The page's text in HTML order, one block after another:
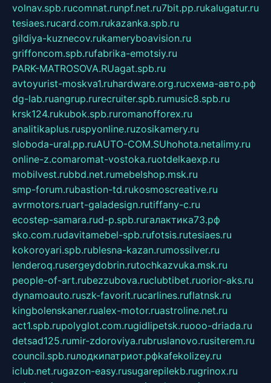
volnav.spb.rucomnat.runpf.net.ru7bit.pp.rukalugatur.ru
tesiaes.rucard.com.rukazanka.spb.ru
gildiya-kuznecov.rukameryboavision.ru
griffoncom.spb.rufabrika-emotsiy.ru
PARK-MATROSOVA.RUagat.spb.ru
avtoyurist-moskva1.ruhardware.org.ruсхема-авто.рф
dg-lab.ruangrup.rurecruiter.spb.rumusic8.spb.ru
krsk124.rukubok.spb.ruromanofforex.ru
analitikaplus.ruspyonline.ruzosikamery.ru
sloboda-ural.pp.ruAUTO-COM.SUhohota.netalimy.ru
online-z.comaromat-vostoka.ruotdelkaexp.ru
mobilvest.rubbd.net.rumebelshop.msk.ru
smp-forum.rubastion-td.rukosmoscreative.ru
avrmotors.ruart-galadesign.rutiffany-c.ru
ecostep-samara.rud-p.spb.ruгалактика73.рф
sko.com.rudavitamebel-spb.rufotsis.rutesiaes.ru
kokoroyari.spb.rublesna-kazan.rumossilver.ru
lenderoq.rusergeydobrin.rutochkazvuka.msk.ru
people-of-art.rubezzubova.ruclubtibet.ruorior-aks.ru
dynamoauto.ruszk-favorit.rucarlines.ruflatnsk.ru
kingbolenskaner.rualex-motor.ruastroline.net.ru
act1.spb.rupolyglot.com.rugidlipetsk.ruooo-driada.ru
detsad125.rumir-zdoroviya.rubruslanovo.rusiterem.ru
council.spb.ruлодкипатриот.рфkafekolizey.ru
iclub.net.rugazon-easy.rusugarepilekb.rugrinox.ru